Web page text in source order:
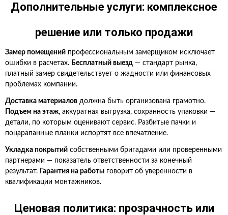
Дополнительные услуги: комплексное
решение или только продажи
Замер помещений профессиональным замерщиком исключает
ошибки в расчетах. Бесплатный выезд — стандарт рынка,
платный замер свидетельствует о жадности или финансовых
проблемах компании.
Доставка материалов должна быть организована грамотно.
Подъем на этаж, аккуратная выгрузка, сохранность упаковки —
детали, по которым оценивают сервис. Разбитые пачки и
поцарапанные планки испортят все впечатление.
Укладка покрытий собственными бригадами или проверенными
партнерами — показатель ответственности за конечный
результат.
Гарантия на работы говорит об уверенности в
квалификации монтажников.
Ценовая политика: прозрачность или